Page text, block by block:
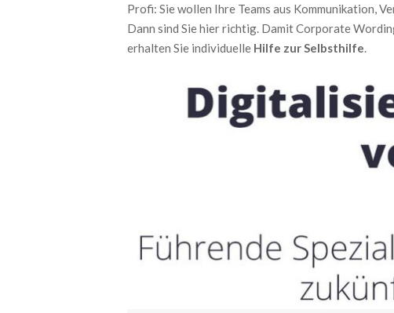
Profi: Sie wollen Ihre Teams aus Kommunikation,
Dann sind Sie hier richtig. Damit Corporate
erhalten Sie individuelle Hilfe zur Selbsthilfe.